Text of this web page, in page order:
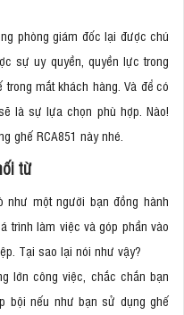
phòng giám đốc lại được chú
sự uy quyền, quyền lực trong
mắt khách hàng. Và để có
là sự lựa chọn phù hợp. Nào!
ghế RCA851 này nhé.
từ
như một người bạn đồng hành
trình làm việc và góp phần vào
Tại sao lại nói như vậy?
lớn công việc, chắc chắn bạn
bội nếu như bạn sử dụng ghế